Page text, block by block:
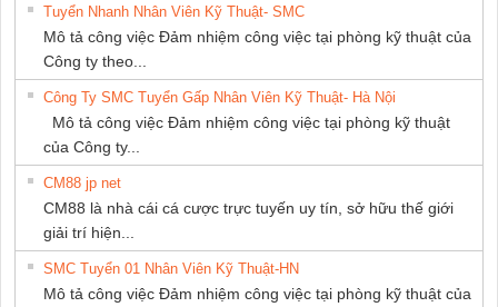
Tuyển Nhanh Nhân Viên Kỹ Thuật- SMC
Mô tả công việc Đảm nhiệm công việc tại phòng kỹ thuật của
Công ty theo...
Công Ty SMC Tuyển Gấp Nhân Viên Kỹ Thuật- Hà Nội
Mô tả công việc Đảm nhiệm công việc tại phòng kỹ thuật
của Công ty...
CM88 jp net
CM88 là nhà cái cá cược trực tuyến uy tín, sở hữu thế giới
giải trí hiện...
SMC Tuyển 01 Nhân Viên Kỹ Thuật-HN
Mô tả công việc Đảm nhiệm công việc tại phòng kỹ thuật của